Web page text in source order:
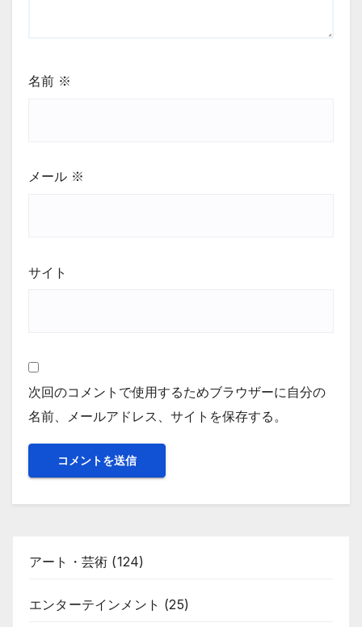
名前 ※
メール ※
サイト
次回のコメントで使用するためブラウザーに自分の
名前、メールアドレス、サイトを保存する。
アート・芸術 (124)
エンターテインメント (25)